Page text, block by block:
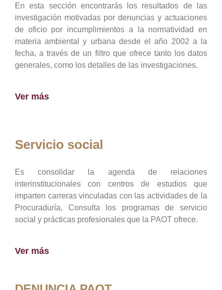
En esta sección encontrarás los resultados de las
investigación motivadas por denuncias y actuaciones
de oficio por incumplimientos a la normatividad en
materia ambiental y urbana desde el año 2002 a la
fecha, a través de un filtro que ofrece tanto los datos
generales, como los detalles de las investigaciones.
Ver más
Servicio social
Es consolidar la agenda de relaciones
interinstitucionales con centros de estudios que
imparten carreras vinculadas con las actividades de la
Procuraduría, Consulta los programas de servicio
social y prácticas profesionales que la PAOT ofrece.
Ver más